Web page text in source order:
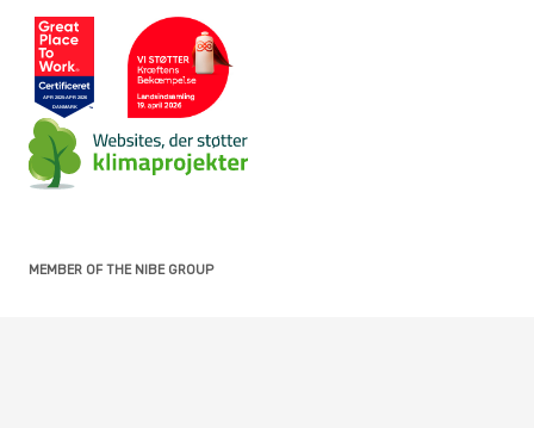
MEMBER OF THE NIBE GROUP